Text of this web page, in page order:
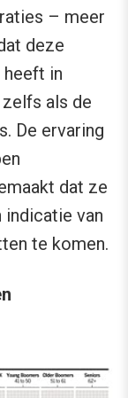
– meer
deze
in
als de
De ervaring
dat ze
van
te komen.